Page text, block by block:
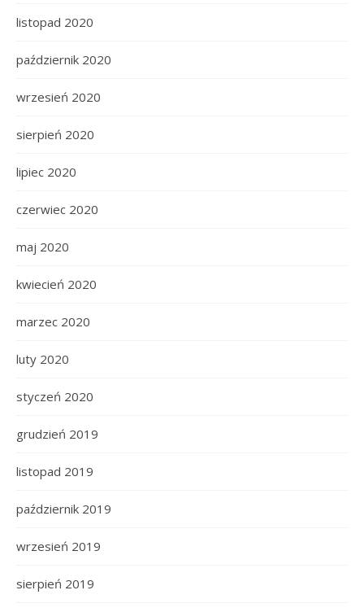
listopad 2020
październik 2020
wrzesień 2020
sierpień 2020
lipiec 2020
czerwiec 2020
maj 2020
kwiecień 2020
marzec 2020
luty 2020
styczeń 2020
grudzień 2019
listopad 2019
październik 2019
wrzesień 2019
sierpień 2019